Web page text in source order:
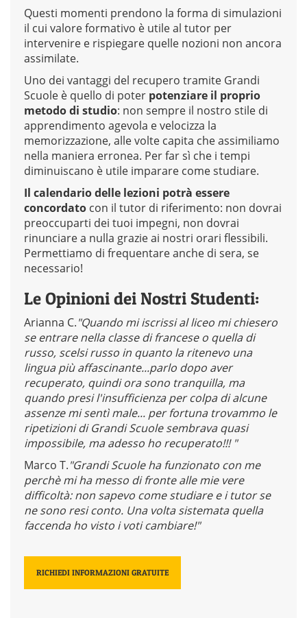
Questi momenti prendono la forma di simulazioni
il cui valore formativo è utile al tutor per
intervenire e rispiegare quelle nozioni non ancora
assimilate.
Uno dei vantaggi del recupero tramite Grandi
Scuole è quello di poter potenziare il proprio
metodo di studio: non sempre il nostro stile di
apprendimento agevola e velocizza la
memorizzazione, alle volte capita che assimiliamo
nella maniera erronea. Per far sì che i tempi
diminuiscano è utile imparare come studiare.
Il calendario delle lezioni potrà essere
concordato con il tutor di riferimento: non dovrai
preoccuparti dei tuoi impegni, non dovrai
rinunciare a nulla grazie ai nostri orari flessibili.
Permettiamo di frequentare anche di sera, se
necessario!
Le Opinioni dei Nostri Studenti:
Arianna C."Quando mi iscrissi al liceo mi chiesero
se entrare nella classe di francese o quella di
russo, scelsi russo in quanto la ritenevo una
lingua più affascinante...parlo dopo aver
recuperato, quindi ora sono tranquilla, ma
quando presi l'insufficienza per colpa di alcune
assenze mi sentì male... per fortuna trovammo le
ripetizioni di Grandi Scuole sembrava quasi
impossibile, ma adesso ho recuperato!!! "
Marco T."Grandi Scuole ha funzionato con me
perchè mi ha messo di fronte alle mie vere
difficoltà: non sapevo come studiare e i tutor se
ne sono resi conto. Una volta sistemata quella
faccenda ho visto i voti cambiare!"
RICHIEDI INFORMAZIONI GRATUITE